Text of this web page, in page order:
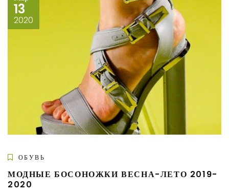
13
2020
ОБУВЬ
МОДНЫЕ БОСОНОЖКИ ВЕСНА-ЛЕТО 2019-
2020